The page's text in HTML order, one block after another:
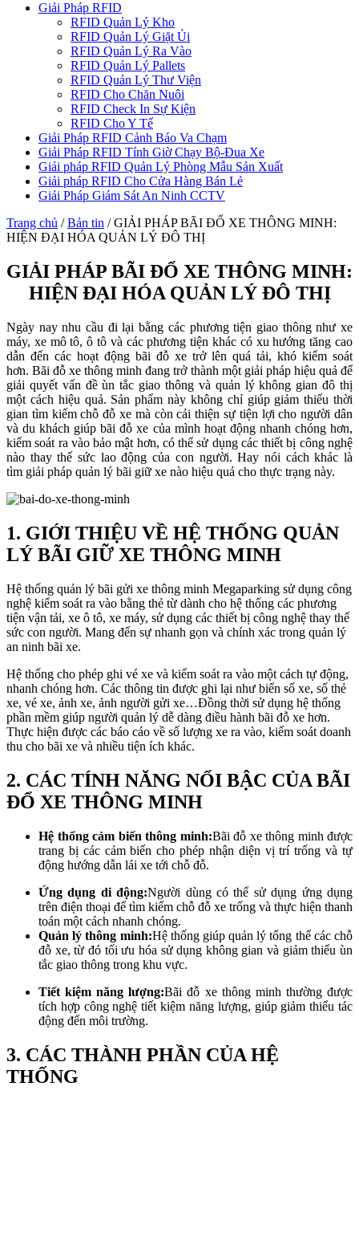
Giải Pháp RFID
RFID Quản Lý Kho
RFID Quản Lý Giặt Ủi
RFID Quản Lý Ra Vào
RFID Quản Lý Pallets
RFID Quản Lý Thư Viện
RFID Cho Chăn Nuôi
RFID Check In Sự Kiện
RFID Cho Y Tế
Giải Pháp RFID Cảnh Báo Va Chạm
Giải Pháp RFID Tính Giờ Chạy Bộ-Đua Xe
Giải pháp RFID Quản Lý Phòng Mẫu Sản Xuất
Giải pháp RFID Cho Cửa Hàng Bán Lẻ
Giải Pháp Giám Sát An Ninh CCTV
Trang chủ / Bản tin /GIẢI PHÁP BÃI ĐỔ XE THÔNG MINH:
HIỆN ĐẠI HÓA QUẢN LÝ ĐÔ THỊ
GIẢI PHÁP BÃI ĐỔ XE THÔNG MINH:
HIỆN ĐẠI HÓA QUẢN LÝ ĐÔ THỊ
Ngày nay nhu cầu đi lại bằng các phương tiện giao thông như xe
máy, xe mô tô, ô tô và các phương tiện khác có xu hướng tăng cao
dẫn đến các hoạt động bãi đỗ xe trở lên quá tải, khó kiểm soát
hơn. Bãi đỗ xe thông minh đang trở thành một giải pháp hiệu quả để
giải quyết vấn đề ùn tắc giao thông và quản lý không gian đô thị
một cách hiệu quả. Sản phẩm này không chỉ giúp giảm thiểu thời
gian tìm kiếm chỗ đỗ xe mà còn cải thiện sự tiện lợi cho người dân
và du khách giúp bãi đỗ xe của mình hoạt động nhanh chóng hơn,
kiểm soát ra vào bảo mật hơn, có thể sử dụng các thiết bị công nghệ
nào thay thế sức lao động của con người. Hay nói cách khác là
tìm giải pháp quản lý bãi giữ xe nào hiệu quả cho thực trạng này.
1. GIỚI THIỆU VỀ HỆ THỐNG QUẢN
LÝ BÃI GIỮ XE THÔNG MINH
Hệ thống quản lý bãi gửi xe thông minh Megaparking sử dụng công
nghệ kiểm soát ra vào bằng thẻ từ dành cho hệ thống các phương
tiện vận tải, xe ô tô, xe máy, sử dụng các thiết bị công nghệ thay thế
sức con người. Mang đến sự nhanh gọn và chính xác trong quản lý
an ninh bãi xe.
Hệ thống cho phép ghi vé xe và kiểm soát ra vào một cách tự động,
nhanh chóng hơn. Các thông tin được ghi lại như biển số xe, số thẻ
xe, vé xe, ảnh xe, ảnh người gửi xe…Đồng thời sử dụng hệ thống
phần mềm giúp người quản lý dễ dàng điều hành bãi đỗ xe hơn.
Thực hiện được các báo cáo về số lượng xe ra vào, kiểm soát doanh
thu cho bãi xe và nhiều tiện ích khác.
2. CÁC TÍNH NĂNG NỔI BẬC CỦA BÃI
ĐỔ XE THÔNG MINH
Hệ thống cảm biến thông minh:Bãi đỗ xe thông minh được
trang bị các cảm biến cho phép nhận diện vị trí trống và tự
động hướng dẫn lái xe tới chỗ đỗ.
Ứng dụng di động:Người dùng có thể sử dụng ứng dụng
trên điện thoại để tìm kiếm chỗ đỗ xe trống và thực hiện thanh
toán một cách nhanh chóng.
Quản lý thông minh:Hệ thống giúp quản lý tổng thể các chỗ
đỗ xe, từ đó tối ưu hóa sử dụng không gian và giảm thiểu ùn
tắc giao thông trong khu vực.
Tiết kiệm năng lượng:Bãi đỗ xe thông minh thường được
tích hợp công nghệ tiết kiệm năng lượng, giúp giảm thiểu tác
động đến môi trường.
3. CÁC THÀNH PHẦN CỦA HỆ
THỐNG